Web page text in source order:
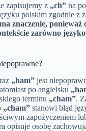
zapisujemy z „ch” na
polskim zgodnie z
znaczenie, ponieważ
zarówno
„ham” jest
po angielsku
terminu „cham”.
„cham” stanowi błąd
zapożyczeniem
opisuje osobę